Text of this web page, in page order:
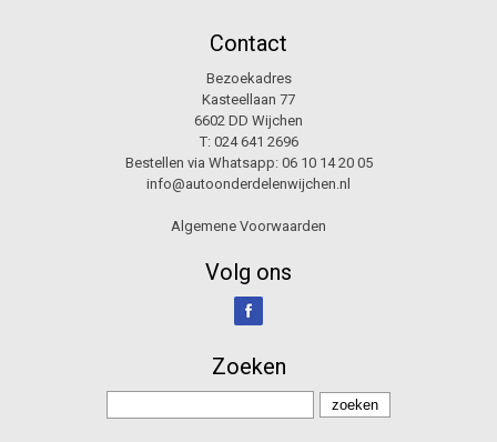
Contact
Bezoekadres
Kasteellaan 77
6602 DD Wijchen
T: 024 641 2696
Bestellen via Whatsapp: 06 10 14 20 05
info@autoonderdelenwijchen.nl
Algemene Voorwaarden
Volg ons
Zoeken